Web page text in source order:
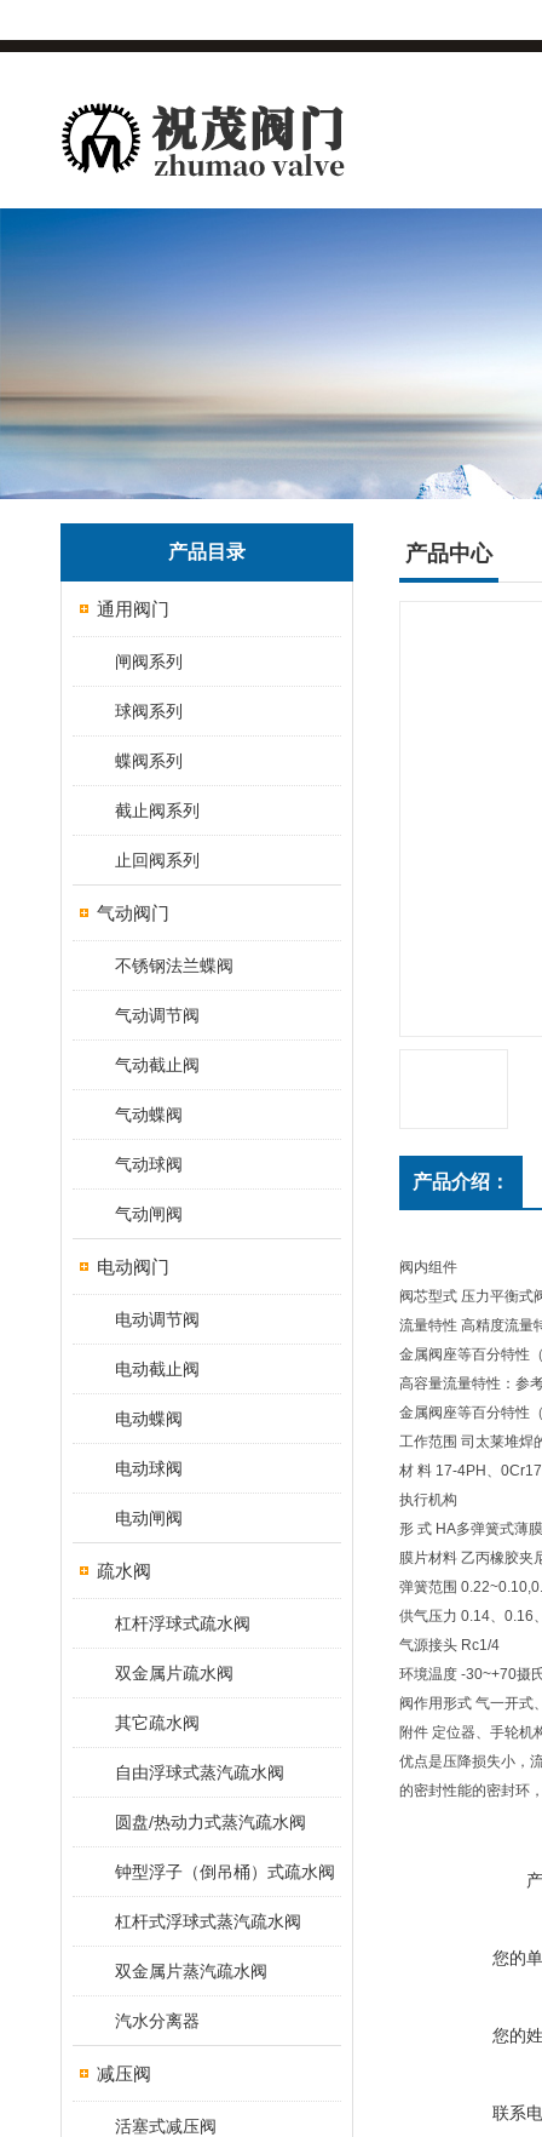
产品目录
通用阀门
闸阀系列
球阀系列
蝶阀系列
截止阀系列
止回阀系列
气动阀门
不锈钢法兰蝶阀
气动调节阀
气动截止阀
气动蝶阀
气动球阀
气动闸阀
电动阀门
电动调节阀
电动截止阀
电动蝶阀
电动球阀
电动闸阀
疏水阀
杠杆浮球式疏水阀
双金属片疏水阀
其它疏水阀
自由浮球式蒸汽疏水阀
圆盘/热动力式蒸汽疏水阀
钟型浮子（倒吊桶）式疏水阀
杠杆式浮球式蒸汽疏水阀
双金属片蒸汽疏水阀
汽水分离器
减压阀
活塞式减压阀
产品中心
产品介绍：
阀内组件
阀芯型式 压力平衡式
流量特性 高精度流量
金属阀座等百分特性
高容量流量特性：参
金属阀座等百分特性
工作范围 司太莱堆焊
材 料 17-4PH、
执行机构
形 式 HA多弹簧式薄
膜片材料 乙丙橡胶夹
弹簧范围
供气压力 0.14、0.16
气源接头 Rc1/4
环境温度 -30~+70摄
阀作用形式 气一开式
附件 定位器、手轮机
优点是压降损失小，
的密封性能的密封环
您的
您的
联系